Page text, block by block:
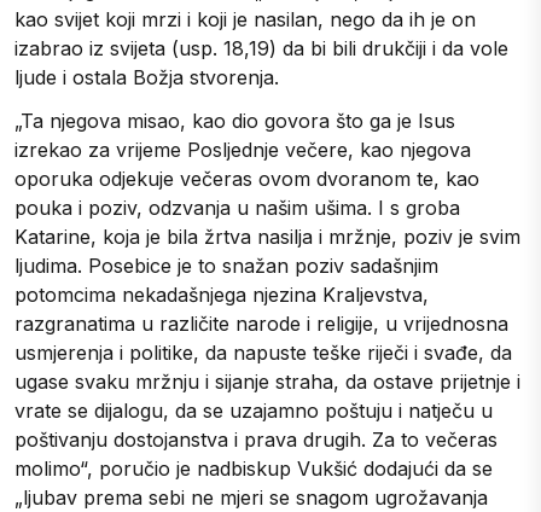
kao svijet koji mrzi i koji je nasilan, nego da ih je on
izabrao iz svijeta (usp. 18,19) da bi bili drukčiji i da vole
ljude i ostala Božja stvorenja.
„Ta njegova misao, kao dio govora što ga je Isus
izrekao za vrijeme Posljednje večere, kao njegova
oporuka odjekuje večeras ovom dvoranom te, kao
pouka i poziv, odzvanja u našim ušima. I s groba
Katarine, koja je bila žrtva nasilja i mržnje, poziv je svim
ljudima. Posebice je to snažan poziv sadašnjim
potomcima nekadašnjega njezina Kraljevstva,
razgranatima u različite narode i religije, u vrijednosna
usmjerenja i politike, da napuste teške riječi i svađe, da
ugase svaku mržnju i sijanje straha, da ostave prijetnje i
vrate se dijalogu, da se uzajamno poštuju i natječu u
poštivanju dostojanstva i prava drugih. Za to večeras
molimo“, poručio je nadbiskup Vukšić dodajući da se
„ljubav prema sebi ne mjeri se snagom ugrožavanja